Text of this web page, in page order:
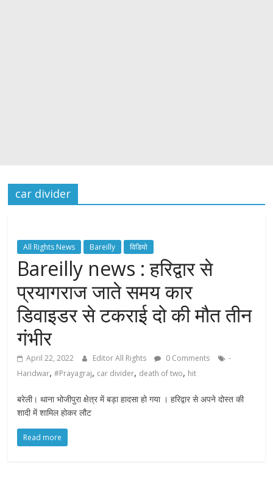
car divider
All Rights News Bareilly विडियो
Bareilly news : हरिद्वार से
प्रयागराज जाते समय कार
डिवाइडर से टकराई दो की मौत तीन
गंभीर
April 22, 2022 Editor All Rights 0 Comments
-
Haridwar,#Prayagraj, car divider, death of two, hit
बरेली। थाना भोजीपुरा क्षेत्र में बड़ा हादसा हो गया । हरिद्वार से अपने दोस्त की
शादी में शामिल होकर लौट
Read more